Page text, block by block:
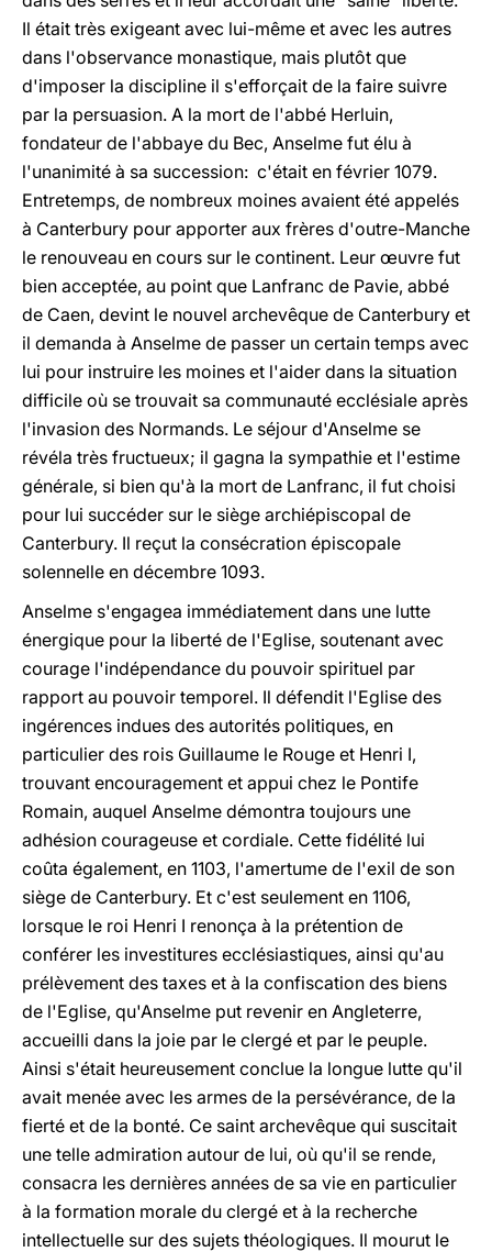
Il était très exigeant avec lui-même et avec les autres
dans l'observance monastique, mais plutôt que
d'imposer la discipline il s'efforçait de la faire suivre
par la persuasion. A la mort de l'abbé Herluin,
fondateur de l'abbaye du Bec, Anselme fut élu à
l'unanimité à sa succession: c'était en février 1079.
Entretemps, de nombreux moines avaient été appelés
à Canterbury pour apporter aux frères d'outre-Manche
le renouveau en cours sur le continent. Leur œuvre fut
bien acceptée, au point que Lanfranc de Pavie, abbé
de Caen, devint le nouvel archevêque de Canterbury et
il demanda à Anselme de passer un certain temps avec
lui pour instruire les moines et l'aider dans la situation
difficile où se trouvait sa communauté ecclésiale après
l'invasion des Normands. Le séjour d'Anselme se
révéla très fructueux; il gagna la sympathie et l'estime
générale, si bien qu'à la mort de Lanfranc, il fut choisi
pour lui succéder sur le siège archiépiscopal de
Canterbury. Il reçut la consécration épiscopale
solennelle en décembre 1093.
Anselme s'engagea immédiatement dans une lutte
énergique pour la liberté de l'Eglise, soutenant avec
courage l'indépendance du pouvoir spirituel par
rapport au pouvoir temporel. Il défendit l'Eglise des
ingérences indues des autorités politiques, en
particulier des rois Guillaume le Rouge et Henri I,
trouvant encouragement et appui chez le Pontife
Romain, auquel Anselme démontra toujours une
adhésion courageuse et cordiale. Cette fidélité lui
coûta également, en 1103, l'amertume de l'exil de son
siège de Canterbury. Et c'est seulement en 1106,
lorsque le roi Henri I renonça à la prétention de
conférer les investitures ecclésiastiques, ainsi qu'au
prélèvement des taxes et à la confiscation des biens
de l'Eglise, qu'Anselme put revenir en Angleterre,
accueilli dans la joie par le clergé et par le peuple.
Ainsi s'était heureusement conclue la longue lutte qu'il
avait menée avec les armes de la persévérance, de la
fierté et de la bonté. Ce saint archevêque qui suscitait
une telle admiration autour de lui, où qu'il se rende,
consacra les dernières années de sa vie en particulier
à la formation morale du clergé et à la recherche
intellectuelle sur des sujets théologiques. Il mourut le